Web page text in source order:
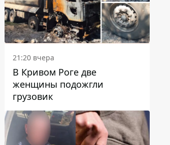
21:20 вчера
В Кривом Роге две
женщины подожгли
грузовик